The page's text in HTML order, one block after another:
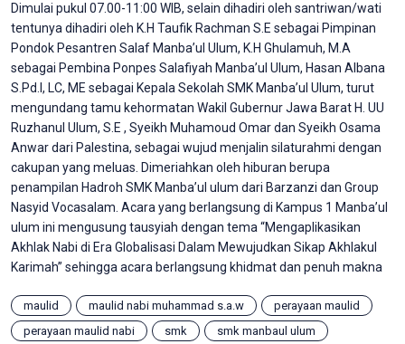
Dimulai pukul 07.00-11:00 WIB, selain dihadiri oleh santriwan/wati
tentunya dihadiri oleh K.H Taufik Rachman S.E sebagai Pimpinan
Pondok Pesantren Salaf Manba’ul Ulum, K.H Ghulamuh, M.A
sebagai Pembina Ponpes Salafiyah Manba’ul Ulum, Hasan Albana
S.Pd.I, LC, ME sebagai Kepala Sekolah SMK Manba’ul Ulum, turut
mengundang tamu kehormatan Wakil Gubernur Jawa Barat H. UU
Ruzhanul Ulum, S.E , Syeikh Muhamoud Omar dan Syeikh Osama
Anwar dari Palestina, sebagai wujud menjalin silaturahmi dengan
cakupan yang meluas. Dimeriahkan oleh hiburan berupa
penampilan Hadroh SMK Manba’ul ulum dari Barzanzi dan Group
Nasyid Vocasalam. Acara yang berlangsung di Kampus 1 Manba’ul
ulum ini mengusung tausyiah dengan tema “Mengaplikasikan
Akhlak Nabi di Era Globalisasi Dalam Mewujudkan Sikap Akhlakul
Karimah” sehingga acara berlangsung khidmat dan penuh makna
maulid maulid nabi muhammad s.a.w
perayaan maulid
perayaan maulid nabi
smk smk manbaul ulum